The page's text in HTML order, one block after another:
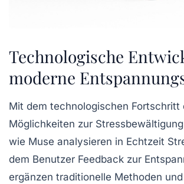
Technologische
moderne
Mit dem technologischen
Möglichkeiten zur
wie Muse analysieren in Echtzeit
dem Benutzer Feedback zur
ergänzen traditionelle Methoden